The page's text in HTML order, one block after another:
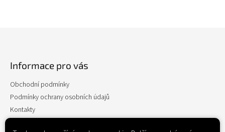
Informace pro vás
Obchodní podmínky
Podmínky ochrany osobních údajů
Kontakty